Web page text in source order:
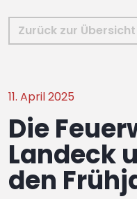
Zurück zur Übersicht
11. April 2025
Die
Landeck
den